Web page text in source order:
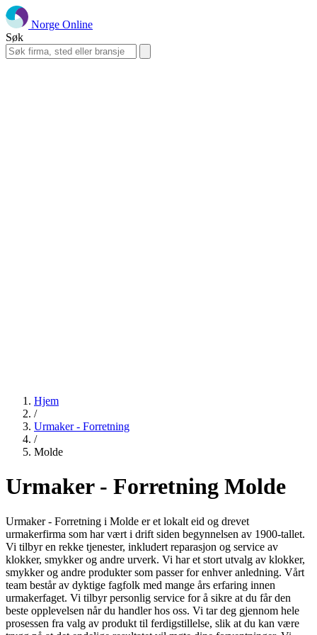
Norge Online
Søk
Hjem
/
Urmaker - Forretning
/
Molde
Urmaker - Forretning Molde
Urmaker - Forretning i Molde er et lokalt eid og drevet
urmakerfirma som har vært i drift siden begynnelsen av 1900-tallet.
Vi tilbyr en rekke tjenester, inkludert reparasjon og service av
klokker, smykker og andre urverk. Vi har et stort utvalg av klokker,
smykker og andre produkter som passer for enhver anledning. Vårt
team består av dyktige fagfolk med mange års erfaring innen
urmakerfaget. Vi tilbyr personlig service for å sikre at du får den
beste opplevelsen når du handler hos oss. Vi tar deg gjennom hele
prosessen fra valg av produkt til ferdigstillelse, slik at du kan være